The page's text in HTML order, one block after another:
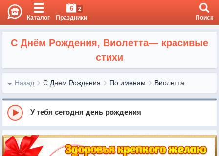
Каталог
6 2
Праздники Поиск
С Днём Рождения, Виолетта— красивые
стихи
Назад С Днем Рождения По именам Виолетта
У тебя сегодня день рождения